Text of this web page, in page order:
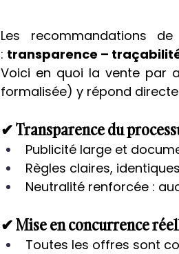
Les recommandations
: transparence –
Voici en quoi la vente par
formalisée) y répond
✔ Transparence du
Publicité large et
Règles claires,
Neutralité renforcée :
✔ Mise en concurrence
Toutes les offres sont